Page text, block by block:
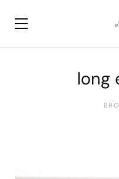
long